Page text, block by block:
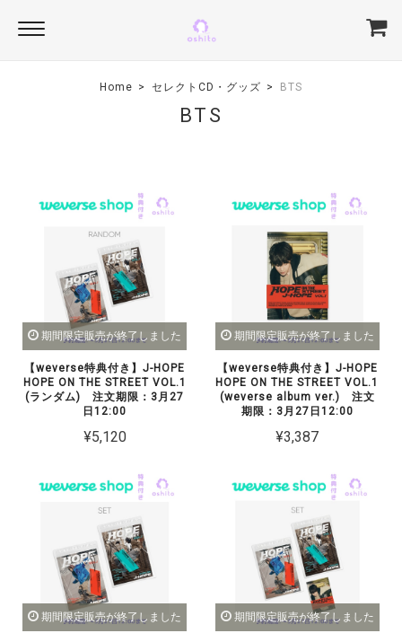
Home セレクトCD・グッズ BTS
BTS
期間限定販売が終了しました
【weverse特典付き】J-HOPE
HOPE ON THE STREET VOL.1
(ランダム) 注文期限：3月27
日12:00
¥5,120
期間限定販売が終了しました
【weverse特典付き】J-HOPE
HOPE ON THE STREET VOL.1
(weverse album ver.) 注文
期限：3月27日12:00
¥3,387
期間限定販売が終了しました 期間限定販売が終了しました